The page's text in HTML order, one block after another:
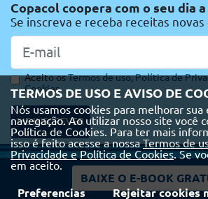
TERMOS DE USO E AVISO DE
Nós usamos cookies para melhorar sua
navegação. Ao utilizar nosso site você
Política de Cookies. Para ter mais
isso é feito acesse a nossaTermos de
Privacidade e Política de Cookies. Se
em aceito.
Preferencias Rejeitar cookies
Copacol coopera com o seu dia a
Se inscreva e receba receitas
Aceito osTermos de uso,Política de
Cookies
ME INSCREVER
BAIXE O E-BOOK